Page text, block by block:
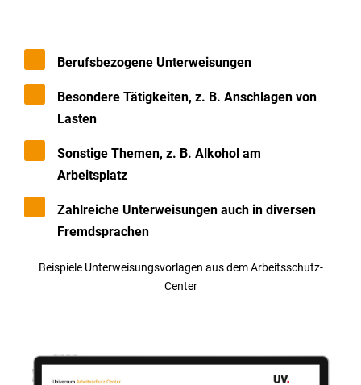
Berufsbezogene Unterweisungen
Besondere Tätigkeiten, z. B. Anschlagen von
Lasten
Sonstige Themen, z. B. Alkohol am
Arbeitsplatz
Zahlreiche Unterweisungen auch in diversen
Fremdsprachen
Beispiele Unterweisungsvorlagen aus dem Arbeitsschutz-
Center